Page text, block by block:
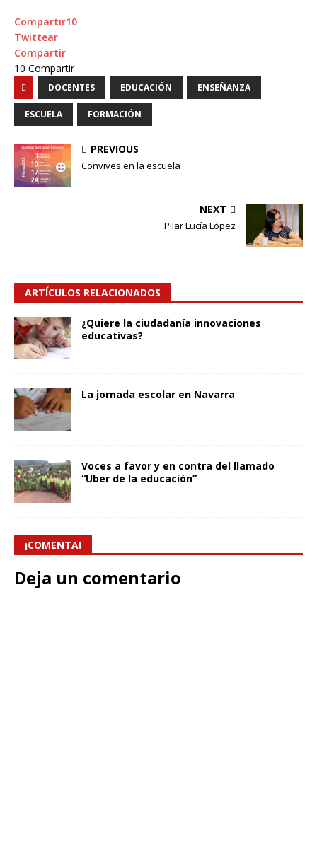
Compartir10
Twittear
Compartir
10 Compartir
DOCENTES EDUCACIÓN ENSEÑANZA
ESCUELA FORMACIÓN
PREVIOUS
Convives en la escuela
NEXT
Pilar Lucía López
ARTÍCULOS RELACIONADOS
¿Quiere la ciudadanía innovaciones
educativas?
La jornada escolar en Navarra
Voces a favor y en contra del llamado
“Uber de la educación”
¡COMENTA!
Deja un comentario